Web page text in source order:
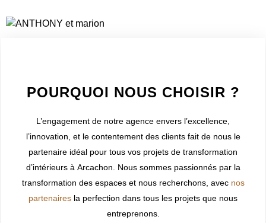
POURQUOI NOUS CHOISIR ?
L’engagement de notre agence envers l’excellence,
l’innovation, et le contentement des clients fait de nous le
partenaire idéal pour tous vos projets de transformation
d’intérieurs à Arcachon. Nous sommes passionnés par la
transformation des espaces et nous recherchons, avec nos
partenaires la perfection dans tous les projets que nous
entreprenons.